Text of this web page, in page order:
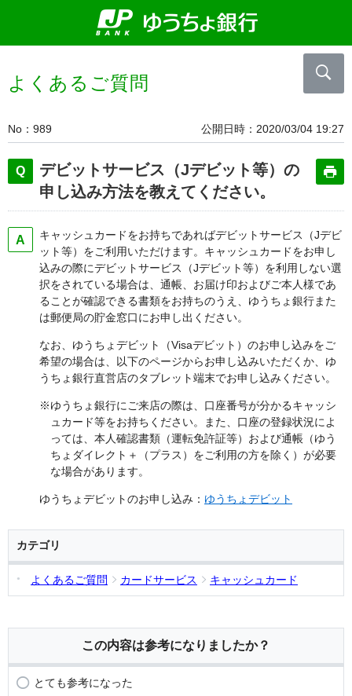
よくあるご質問
No 989 公開日時 2020/03/04 19:27
デビットサービス（Jデビット等）の
申し込み方法を教えてください。
キャッシュカードをお持ちであればデビットサービス（Jデビ
ット等）をご利用いただけます。キャッシュカードをお申し
込みの際にデビットサービス（Jデビット等）を利用しない選
択をされている場合は、通帳、お届け印およびご本人様であ
ることが確認できる書類をお持ちのうえ、ゆうちょ銀行また
は郵便局の貯金窓口にお申し出ください。
なお、ゆうちょデビット（Visaデビット）のお申し込みをご
希望の場合は、以下のページからお申し込みいただくか、ゆ
うちょ銀行直営店のタブレット端末でお申し込みください。
※ゆうちょ銀行にご来店の際は、口座番号が分かるキャッシ
ュカード等をお持ちください。また、口座の登録状況によ
っては、本人確認書類（運転免許証等）および通帳（ゆう
ちょダイレクト＋（プラス）をご利用の方を除く）が必要
な場合があります。
ゆうちょデビットのお申し込み： ゆうちょデビット
カテゴリ
よくあるご質問 カードサービス キャッシュカード
この内容は参考になりましたか？
とても参考になった